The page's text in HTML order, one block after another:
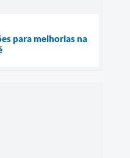
para melhorias na